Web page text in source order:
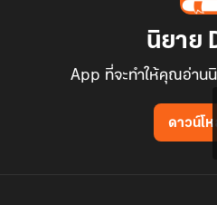
นิยาย
App ที่จะทำให้คุณอ่าน
ดาวน์โ